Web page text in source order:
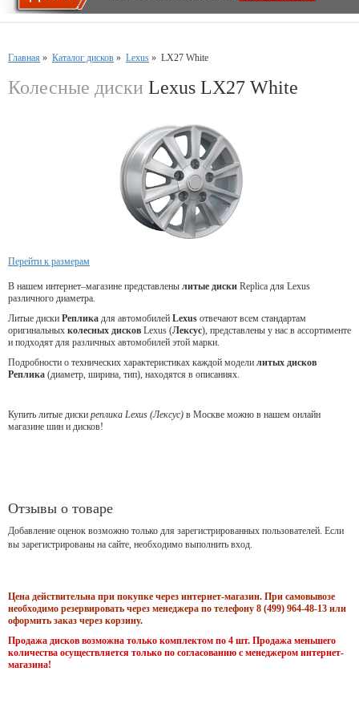
Главная » Каталог дисков » Lexus » LX27 White
Колесные диски Lexus LX27 White
Перейти к размерам
В нашем интернет–магазине представлены литые диски Replica для Lexus
различного диаметра.
Литые диски Реплика для автомобилей Lexus отвечают всем стандартам
оригинальных колесных дисков Lexus (Лексус), представлены у нас в ассортименте
и подходят для различных автомобилей этой марки.
Подробности о технических характеристиках каждой модели литых дисков
Реплика (диаметр, ширина, тип), находятся в описаниях.
Купить литые диски реплика Lexus (Лексус) в Москве можно в нашем онлайн
магазине шин и дисков!
Отзывы о товаре
Добавление оценок возможно только для зарегистрированных пользователей. Если
вы зарегистрированы на сайте, необходимо выполнить вход.
Цена действительна при покупке через интернет-магазин. При самовывозе
необходимо резервировать через менеджера по телефону 8 (499) 964-48-13 или
оформить заказ через корзину.
Продажа дисков возможна только комплектом по 4 шт. Продажа меньшего
количества осуществляется только по согласованию с менеджером интернет-
магазина!